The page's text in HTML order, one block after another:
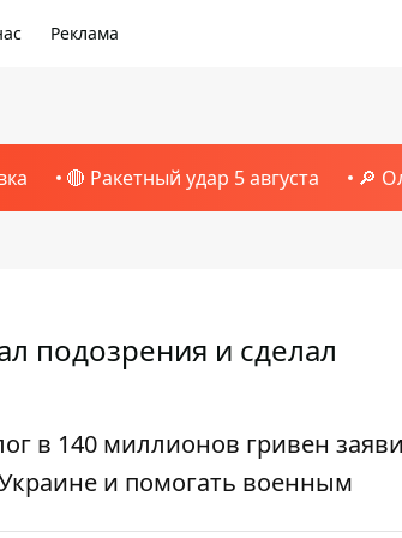
Реклама
🔴 Ракетный удар 5 августа 🔎
подозрения и сделал
в 140 миллионов гривен
и помогать военным